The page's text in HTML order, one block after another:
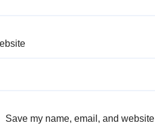
Save my name, email, and